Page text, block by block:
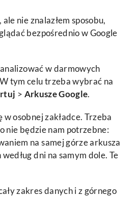
nie znalazłem sposobu,
bezpośrednio w Google
w darmowych
tym celu trzeba wybrać na
> Arkusze Google.
osobnej zakładce. Trzeba
nie będzie nam potrzebne:
na samej górze arkusza
dni na samym dole. Te
zakres danych i z górnego